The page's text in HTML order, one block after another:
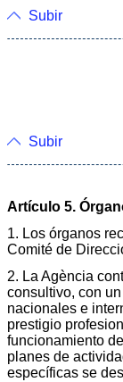
Subir
Subir
Artículo 5.
1. Los órganos
Comité de
2. La Agència
consultivo, con
nacionales e
prestigio
funcionamiento
planes de
específicas se